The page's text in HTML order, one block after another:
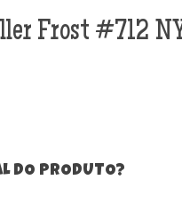
Frost #712
DO PRODUTO?